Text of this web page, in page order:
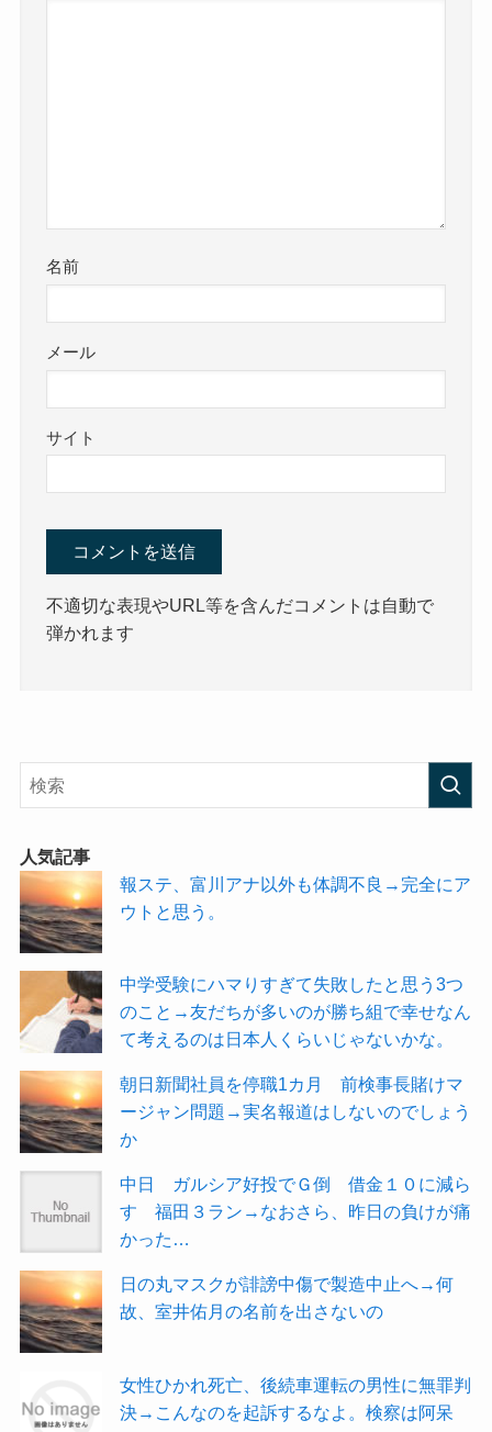
名前
メール
サイト
不適切な表現やURL等を含んだコメントは自動で
弾かれます
人気記事
報ステ、富川アナ以外も体調不良→完全にア
ウトと思う。
中学受験にハマりすぎて失敗したと思う3つ
のこと→友だちが多いのが勝ち組で幸せなん
て考えるのは日本人くらいじゃないかな。
朝日新聞社員を停職1カ月 前検事長賭けマ
ージャン問題→実名報道はしないのでしょう
か
中日 ガルシア好投でＧ倒 借金１０に減ら
す 福田３ラン→なおさら、昨日の負けが痛
かった…
日の丸マスクが誹謗中傷で製造中止へ→何
故、室井佑月の名前を出さないの
女性ひかれ死亡、後続車運転の男性に無罪判
決→こんなのを起訴するなよ。検察は阿呆